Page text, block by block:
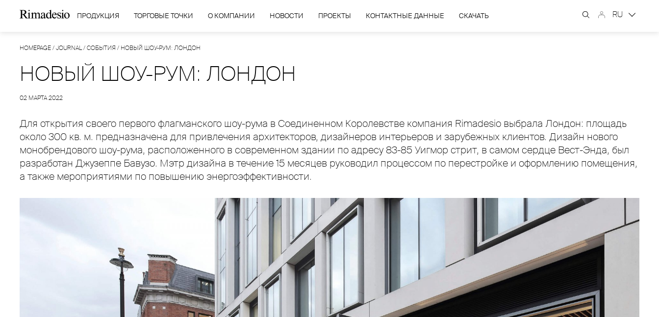
ПРОДУКЦИЯ ТОРГОВЫЕ ТОЧКИ О КОМПАНИИ НОВОСТИ ПРОЕКТЫ КОНТАКТНЫЕ ДАННЫЕ СКАЧАТЬ RU
HOMEPAGE/JOURNAL/СОБЫТИЯ / НОВЫЙ ШОУ-РУМ: ЛОНДОН
НОВЫЙ ШОУ-РУМ: ЛОНДОН
02 МАРТА 2022
Для открытия своего первого флагманского шоу-рума в Соединенном Королевстве компания Rimadesio выбрала Лондон: площадь
около 300 кв. м. предназначена для привлечения архитекторов, дизайнеров интерьеров и зарубежных клиентов. Дизайн нового
монобрендового шоу-рума, расположенного в современном здании по адресу 83-85 Уигмор стрит, в самом сердце Вест-Энда, был
разработан Джузеппе Бавузо. Мэтр дизайна в течение 15 месяцев руководил процессом по перестройке и оформлению помещения,
а также мероприятиями по повышению энергоэффективности.